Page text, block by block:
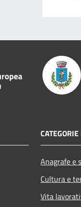
Anagrafe e
Cultura e
Vita